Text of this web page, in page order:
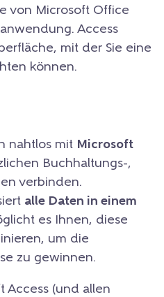
von Microsoft Office
Access
mit der Sie eine
können.
nahtlos mit Microsoft
Buchhaltungs-,
verbinden.
alle Daten in einem
es Ihnen, diese
um die
zu gewinnen.
Access (und allen